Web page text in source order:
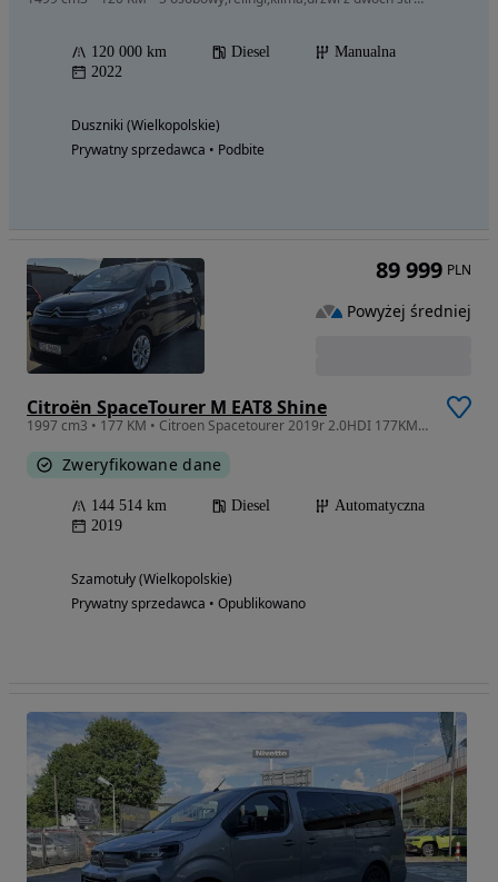
120 000 km Diesel
Manualna
2022
Duszniki (Wielkopolskie)
Prywatny sprzedawca • Podbite
Citroën SpaceTourer M EAT8 Shine
1997 cm3 • 177 KM • Citroen Spacetourer 2019r 2.0HDI 177KM EAT8 webasto HAK faktura 8-osób
Zweryfikowane dane
144 514 km Diesel
Automatyczna
2019
Szamotuły (Wielkopolskie)
Prywatny sprzedawca • Opublikowano
89 999 PLN
Powyżej średniej